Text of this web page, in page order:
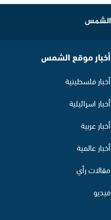
أخبار موقع الشمس
أخبار فلسطينية
أخبار اسرائيلية
أخبار عربية
أخبار عالمية
مقالات رأي
فيديو